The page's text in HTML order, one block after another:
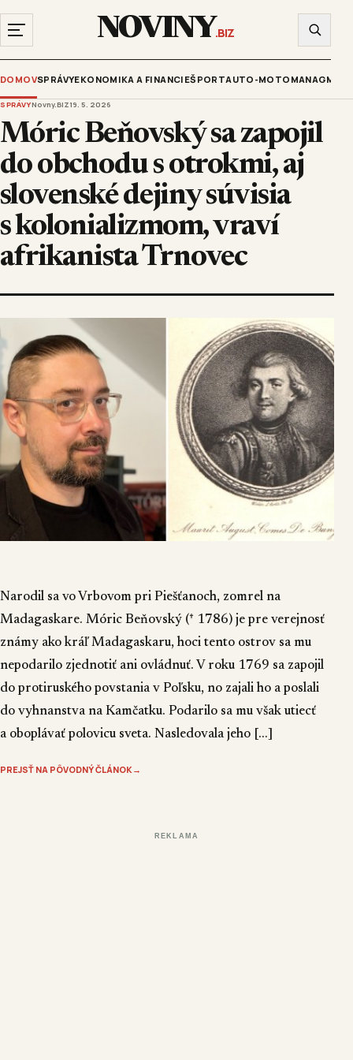
NOVINY.BIZ
DOMOVSPRÁVYEKONOMIKA A FINANCIEŠPORTAUTO-MOTO
SPRÁVYNovny.BIZ19. 5. 2026
Móric Beňovský sa zapojil
do obchodu s otrokmi, aj
slovenské dejiny súvisia
s kolonializmom, vraví
afrikanista Trnovec
Narodil sa vo Vrbovom pri Piešťanoch, zomrel na
Madagaskare. Móric Beňovský († 1786) je pre verejnosť
známy ako kráľ Madagaskaru, hoci tento ostrov sa mu
nepodarilo zjednotiť ani ovládnuť. V roku 1769 sa zapojil
do protiruského povstania v Poľsku, no zajali ho a poslali
do vyhnanstva na Kamčatku. Podarilo sa mu však utiecť
a oboplávať polovicu sveta. Nasledovala jeho […]
PREJSŤ NA PÔVODNÝ ČLÁNOK→
REKLAMA